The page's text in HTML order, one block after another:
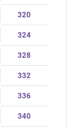
320
324
328
332
336
340